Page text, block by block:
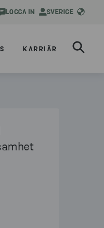
LOGGA IN SVERIGE
KARRIÄR